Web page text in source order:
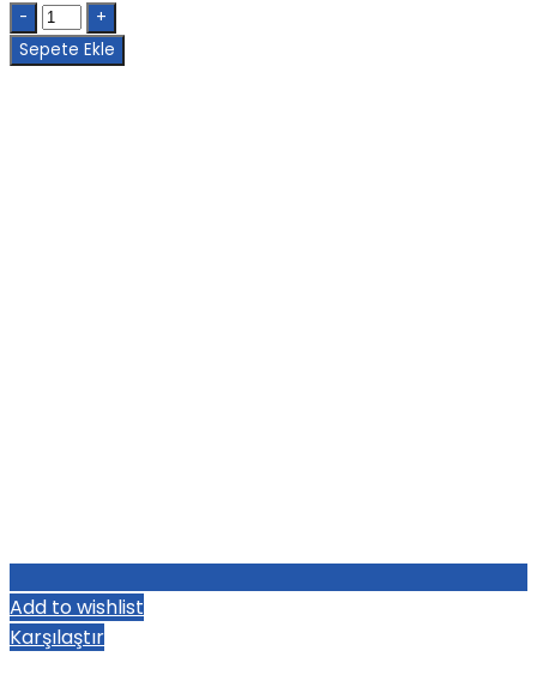
Quantity
Sepete Ekle
Add to wishlist
Karşılaştır